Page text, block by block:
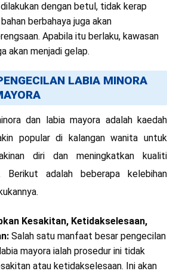
dengan betul, tidak kerap
berbahaya juga akan
Apabila itu berlaku, kawasan
akan menjadi gelap.
LABIA MINORA
dan labia mayora adalah kaedah
popular di kalangan wanita untuk
diri dan meningkatkan kualiti
Berikut adalah beberapa kelebihan
Kesakitan, Ketidakselesaan,
Salah satu manfaat besar pengecilan
mayora ialah prosedur ini tidak
atau ketidakselesaan. Ini akan